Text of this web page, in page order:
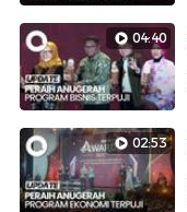
04:40
02:53